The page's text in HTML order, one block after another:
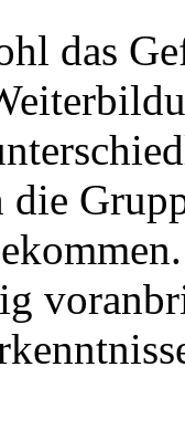
das
die